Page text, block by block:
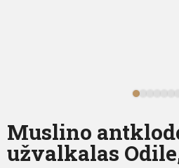
Muslino
užvalkalas